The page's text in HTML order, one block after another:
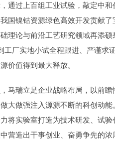
通过上百组工业试验，敲定中
镍钴资源绿色高效开发贡献
理论与前沿工艺研究领域再添
厂实地小试全程跟进、严谨
价值得到最大释放。
瑞立足企业战略布局，以前
做强注入源源不断的科创动
将实验室打造为技术研发、试
营造出干事创业、奋勇争先的浓